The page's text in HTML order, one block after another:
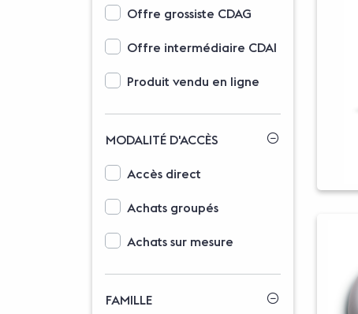
Options d'affichage des typologies
Offre grossiste CDAG
Offre intermédiaire CDAI
Produit vendu en ligne
MODALITÉ D'ACCÈS
Options d'affichage des modalités d'accès
Accès direct
Achats groupés
Achats sur mesure
FAMILLE